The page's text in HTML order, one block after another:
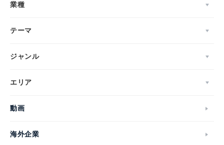
業種
テーマ
ジャンル
エリア
動画
海外企業